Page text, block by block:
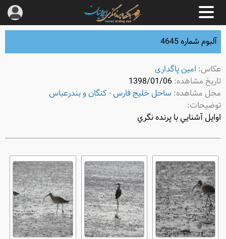
آلبوم شماره 4645
عکاس: امین پاگداری
تاریخ مشاهده:1398/01/06
محل مشاهده: ساحل خلیج فارس - کنگان و بندرعباس
توضیحات:
اوايل آشنايي با پرنده نگري